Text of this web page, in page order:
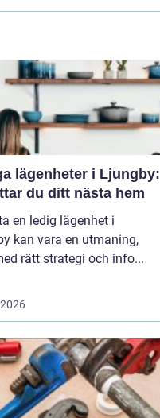
lägenheter i Ljungby:
du ditt nästa hem
en ledig lägenhet i
kan vara en utmaning,
rätt strategi och info...